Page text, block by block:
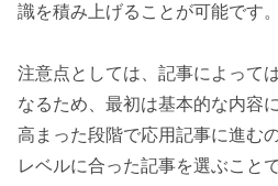
識を積み上げることが可能です。
注意点としては、記事によって
なるため、最初は基本的な内容
高まった段階で応用記事に進む
レベルに合った記事を選ぶこと